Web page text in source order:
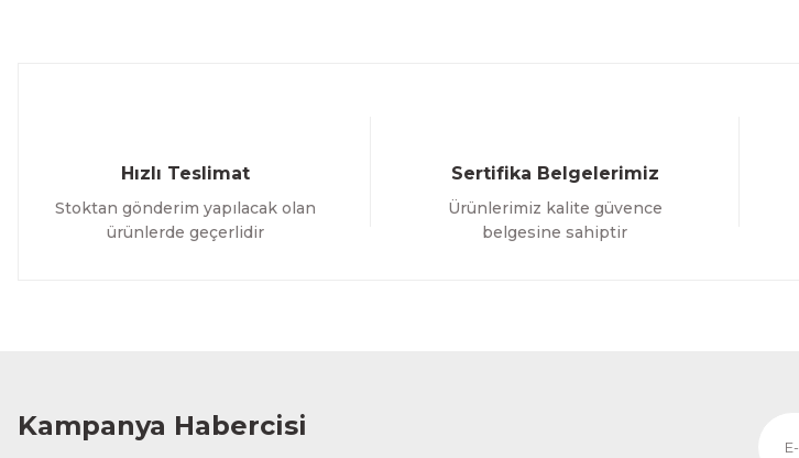
Hızlı Teslimat
Stoktan gönderim yapılacak olan
ürünlerde geçerlidir
Sertifika Belgelerimiz
Ürünlerimiz kalite güvence
belgesine sahiptir
Kampanya Habercisi